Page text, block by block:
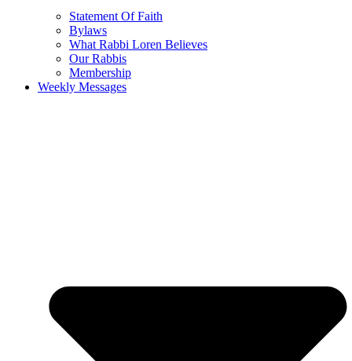
Statement Of Faith
Bylaws
What Rabbi Loren Believes
Our Rabbis
Membership
Weekly Messages